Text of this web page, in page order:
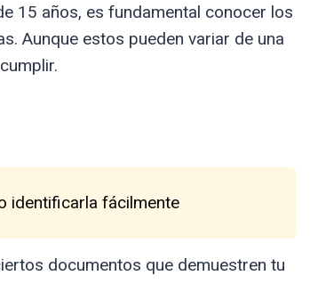
15 años, es fundamental conocer los
Aunque estos pueden variar de una
identificarla fácilmente
documentos que demuestren tu